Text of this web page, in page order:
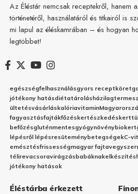
Az Éléstár nemcsak receptekről, hanem
történetéről, használatáról és titkairól is
mi lapul az éléskamrában – és hogyan
legtöbbet!
egészségfelhasználásgyors receptköret
jótékony hatásdiétatárolásházilag
ültetésvásárláskalóriavitamin
fagyasztásfajtákfőzéskertészkedéskert
befőzésgluténmentesgyógynövénybiokert
lépésről lépésresüteménybetegségekC-
emésztésfrissességmagyar fajta
télirevacsoravirágzásbabáknakelkészítés
jótékony hatások
Éléstárba érkezett